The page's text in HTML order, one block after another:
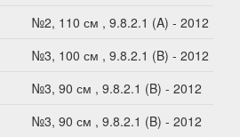
№2, 110 см , 9.8.2.1 (A) - 2012
№3, 100 см , 9.8.2.1 (B) - 2012
№3, 90 см , 9.8.2.1 (B) - 2012
№3, 90 см , 9.8.2.1 (B) - 2012